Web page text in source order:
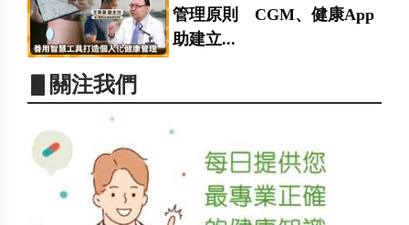
管理原則 CGM、健康App
助建立...
▋關注我們